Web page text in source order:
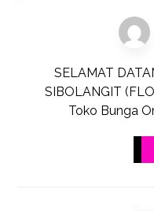
SELAMAT
SIBOLANGIT
Toko Bunga